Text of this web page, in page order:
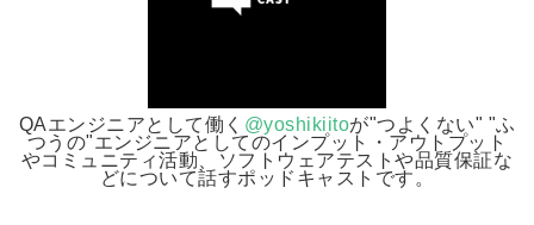
QAエンジニアとして働く @yoshikiitoが"つよくない" "ふ
つうの"エンジニアとしてのインプット・アウトプット
やコミュニティ活動、ソフトウェアテストや品質保証な
どについて話すポッドキャストです。